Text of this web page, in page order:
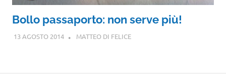
Bollo passaporto: non serve più!
13 AGOSTO 2014 MATTEO DI FELICE